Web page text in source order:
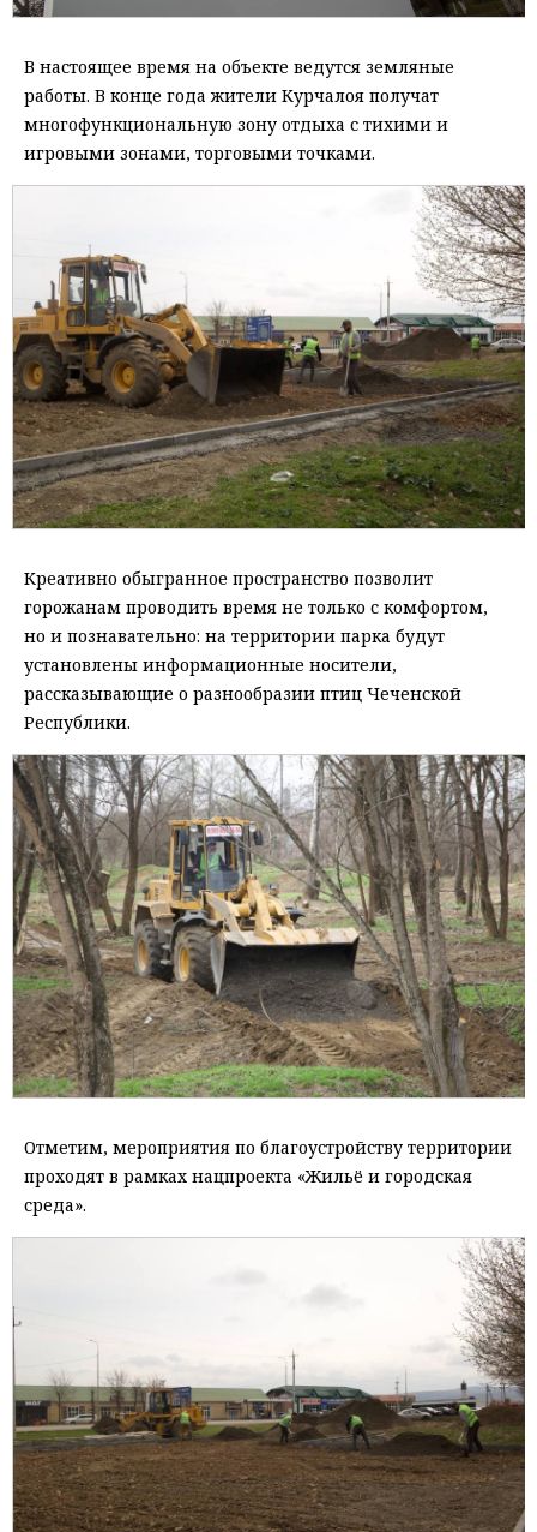
В настоящее время на объекте ведутся земляные
работы. В конце года жители Курчалоя получат
многофункциональную зону отдыха с тихими и
игровыми зонами, торговыми точками.
Креативно обыгранное пространство позволит
горожанам проводить время не только с комфортом,
но и познавательно: на территории парка будут
установлены информационные носители,
рассказывающие о разнообразии птиц Чеченской
Республики.
Отметим, мероприятия по благоустройству территории
проходят в рамках нацпроекта «Жильё и городская
среда».